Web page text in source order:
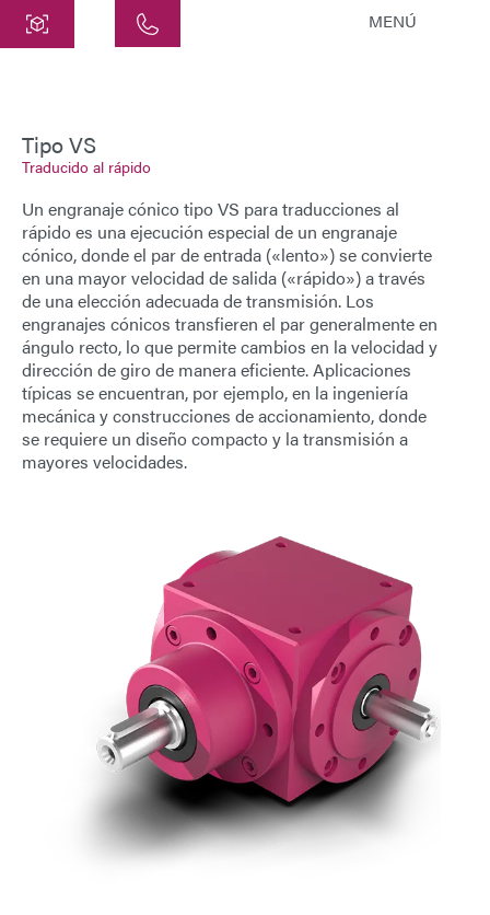
Siemensstraße 47
25462 Rellingen
info@atek.de
+49 4101 7953-0
Abrir Chat
Nombre
Nombre de la Empresa
Enviar Mensaje
MENÚ
Tipo VS
Traducido al rápido
Un engranaje cónico tipo VS para traducciones al
rápidoes una ejecución especial de un engranaje
cónico, donde el par de entrada («lento») se convierte
en una mayor velocidad de salida («rápido») a través
de una elección adecuada de transmisión. Los
engranajes cónicos transfieren el par generalmente en
ángulo recto, lo que permite cambios en la velocidad y
dirección de giro de manera eficiente. Aplicaciones
típicas se encuentran, por ejemplo, en la ingeniería
mecánica y construcciones de accionamiento, donde
se requiere un diseño compacto y la transmisión a
mayores velocidades.